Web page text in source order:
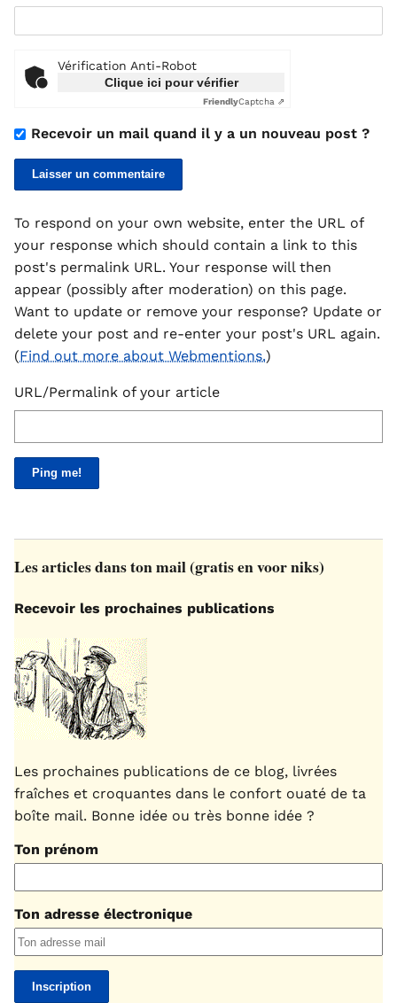
Vérification Anti-Robot
Clique ici pour vérifier
FriendlyCaptcha ⇗
Recevoir un mail quand il y a un nouveau post ?
To respond on your own website, enter the URL of
your response which should contain a link to this
post's permalink URL. Your response will then
appear (possibly after moderation) on this page.
Want to update or remove your response? Update or
delete your post and re-enter your post's URL again.
(Find out more about Webmentions.)
URL/Permalink of your article
Les articles dans ton mail (gratis en voor niks)
Recevoir les prochaines publications
Les prochaines publications de ce blog, livrées
fraîches et croquantes dans le confort ouaté de ta
boîte mail. Bonne idée ou très bonne idée ?
Ton prénom
Ton adresse électronique